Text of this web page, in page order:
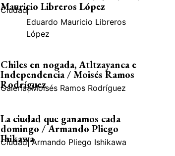
Mauricio Libreros López
Ciudad|
Eduardo Mauricio Libreros
López
Chiles en nogada, Atltzayanca e
Independencia / Moisés Ramos
Rodríguez
Galería| Moisés Ramos Rodríguez
La ciudad que ganamos cada
domingo / Armando Pliego
Ihikawa
Ciudad| Armando Pliego Ishikawa